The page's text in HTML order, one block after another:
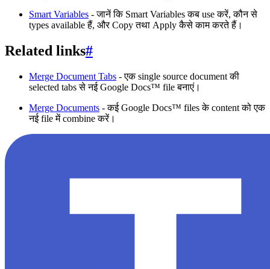
Smart Variables - जानें कि Smart Variables कब use करें, कौन से
types available हैं, और Copy तथा Apply कैसे काम करते हैं।
Related links#
Merge Document Tabs - एक single source document की
selected tabs से नई Google Docs™ file बनाएं।
Merge Documents - कई Google Docs™ files के content को एक
नई file में combine करें।